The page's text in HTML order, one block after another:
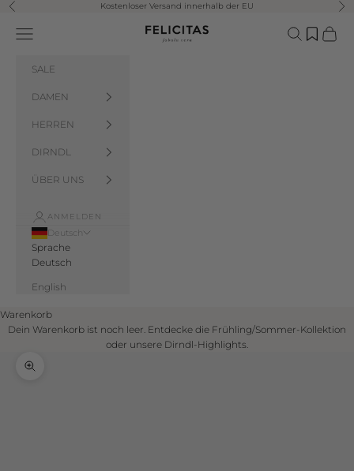
Zum Inhalt springen
Zurück Kostenloser Versand innerhalb der EU Vor
Felicitas Salzburg
Menü Suchen
SALE
DAMEN
HERREN
DIRNDL
ÜBER UNS
ANMELDEN
Deutsch
Sprache
Deutsch
English
Warenkorb
Dein Warenkorb ist noch leer. Entdecke die Frühling/Sommer-Kollektion
oder unsere Dirndl-Highlights.
Bild vergrößern